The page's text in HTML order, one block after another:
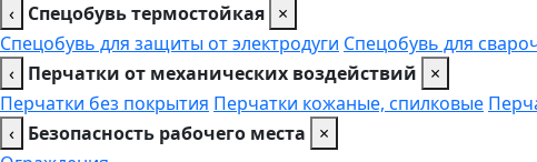
‹ Спецобувь термостойкая ×
Спецобувь для защиты от электродуги Спецобувь для
‹ Перчатки от механических воздействий
×
Перчатки без покрытия Перчатки кожаные, спилковые
‹ Безопасность рабочего места
×